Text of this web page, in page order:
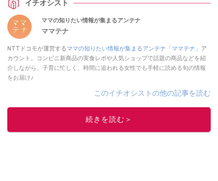
イチオシスト
ママの知りたい情報が集まるアンテナ
ママテナ
NTTドコモが運営するママの知りたい情報が集まるアンテナ「ママテナ」 ア
カウント。コンビニ新商品の実食レポや人気ショップで話題の商品などを紹
介しながら、子育に忙しく、時間に追われる女性でも手軽に読める旬の情報
をお届け♪
このイチオシストの他の記事を読む
続きを読む＞